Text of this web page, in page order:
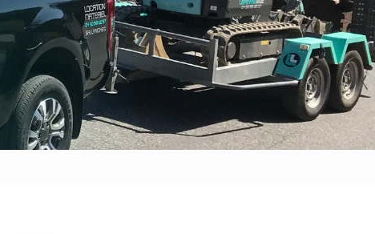
Outillage bâtiment
Energie